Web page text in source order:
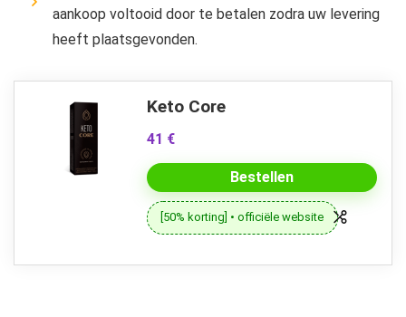
aankoop voltooid door te betalen zodra uw levering
heeft plaatsgevonden.
Keto Core
41 €
Bestellen
[50% korting] • officiële website